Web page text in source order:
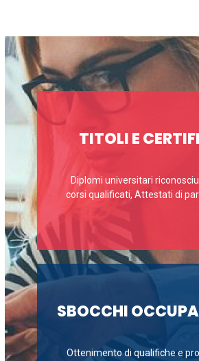
TITOLI E
Diplomi universitari
corsi qualificati, Attestati di
SBOCCHI
Ottenimento di qualifiche e